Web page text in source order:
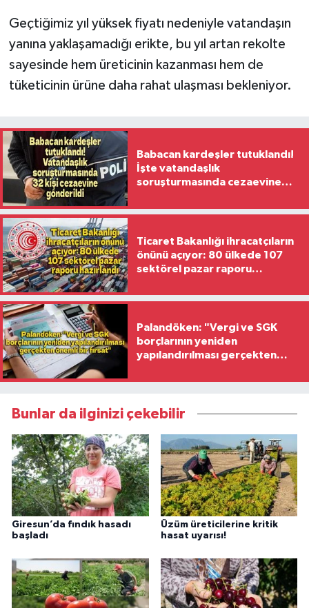
Geçtiğimiz yıl yüksek fiyatı nedeniyle vatandaşın
yanına yaklaşamadığı erikte, bu yıl artan rekolte
sayesinde hem üreticinin kazanması hem de
tüketicinin ürüne daha rahat ulaşması bekleniyor.
Babacan kardeşler tutuklandı!
İşte vatandaşlık
soruşturmasında cezaevine
Ticaret Bakanlığı ihracatçıların
önünü açıyor: 80 ülkede 107
sektörel pazar raporu
Palandöken: "Vergi ve SGK
borçlarının yeniden
yapılandırılması gerçekten
Bunlar da ilginizi çekebilir
Giresun’da fındık hasadı
başladı
Üzüm üreticilerine kritik
hasat uyarısı!